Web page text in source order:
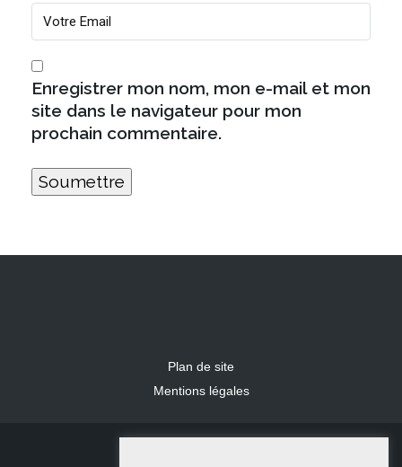
Enregistrer mon nom, mon e-mail et mon
site dans le navigateur pour mon
prochain commentaire.
Plan de site
Mentions légales